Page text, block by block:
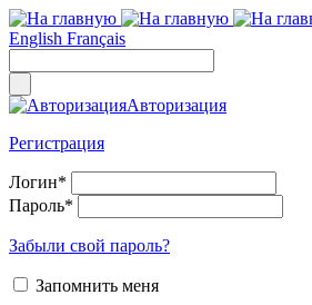
English Français
Авторизация
Регистрация
Логин*
Пароль*
Забыли свой пароль?
Запомнить меня